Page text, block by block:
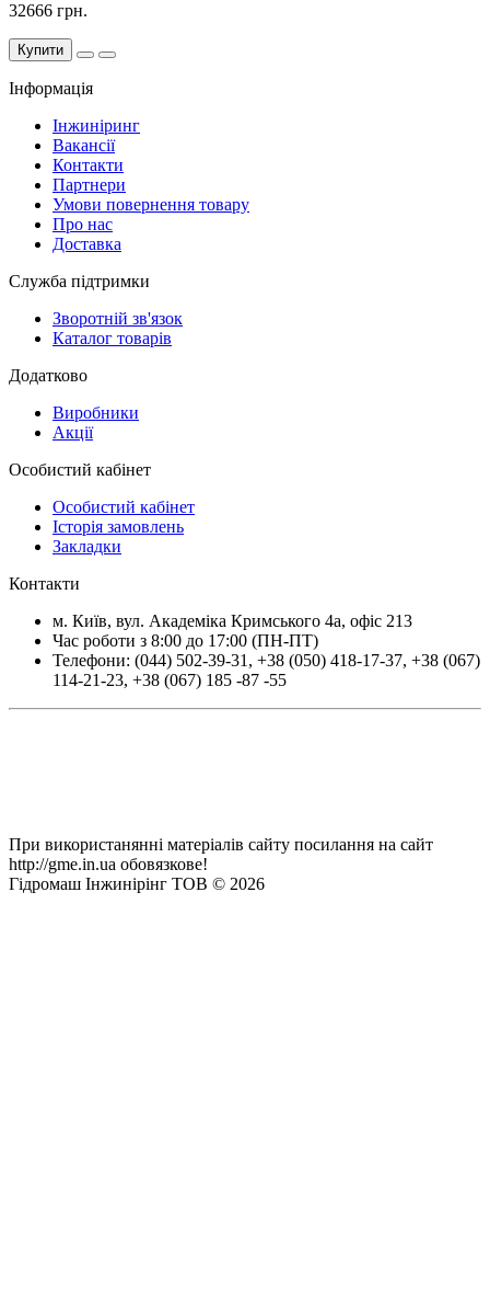
32666 грн.
Купити
Інформація
Інжиніринг
Вакансії
Контакти
Партнери
Умови повернення товару
Про нас
Доставка
Служба підтримки
Зворотній зв'язок
Каталог товарів
Додатково
Виробники
Акції
Особистий кабінет
Особистий кабінет
Історія замовлень
Закладки
Контакти
м. Київ, вул. Академіка Кримського 4а, офіс 213
Час роботи з 8:00 до 17:00 (ПН-ПТ)
Телефони: (044) 502-39-31 , +38 (050) 418-17-37, +38 (067)
114-21-23, +38 (067) 185 -87 -55
При використанянні матеріалів сайту посилання на сайт
http://gme.in.ua обовязкове!
Гідромаш Інжинірінг ТОВ © 2026